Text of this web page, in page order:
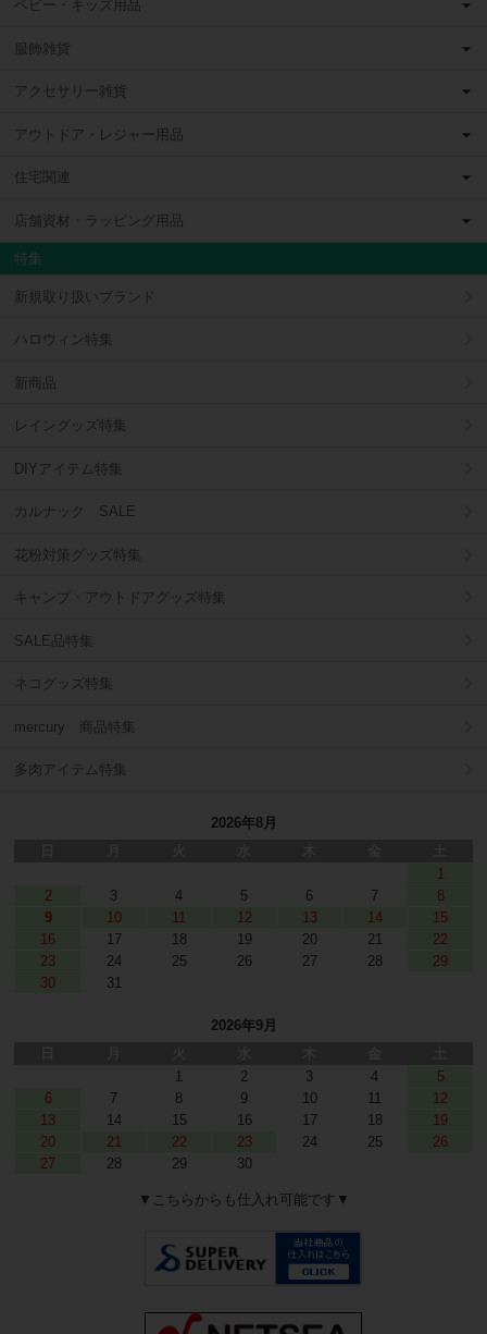
ベビー・キッズ用品
服飾雑貨
アクセサリー雑貨
アウトドア・レジャー用品
住宅関連
店舗資材・ラッピング用品
特集
新規取り扱いブランド
ハロウィン特集
新商品
レイングッズ特集
DIYアイテム特集
カルナック SALE
花粉対策グッズ特集
キャンプ・アウトドアグッズ特集
SALE品特集
ネコグッズ特集
mercury 商品特集
多肉アイテム特集
2026年8月
1
2
3 4 5 6 7
8
9
10 11 12 13 14
15
16
17 18 19 20 21
22
23
24 25 26 27 28
29
30
31
2026年9月
1
2 3 4
5
6
7 8 9 10 11
12
13
14 15 16 17 18
19
20
21 22 23 24 25
26
27
28 29 30
▼こちらからも仕入れ可能です▼